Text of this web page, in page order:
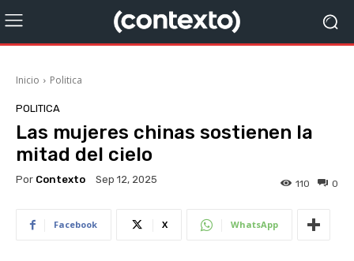
Inicio Politica
POLITICA
Las mujeres chinas sostienen la
mitad del cielo
Por Contexto Sep 12, 2025 0
110
Facebook X WhatsApp